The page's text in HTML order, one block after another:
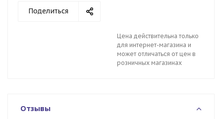
Поделиться
Цена действительна только
для интернет-магазина и
может отличаться от цен в
розничных магазинах
Отзывы